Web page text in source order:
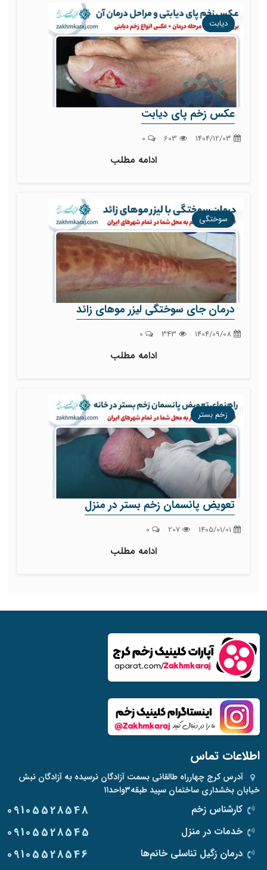
دیابت
عکس زخم پای دیابت
ادامه مطلب
سوختگی
درمان جای سوختگی لیزر موهای زائد
ادامه مطلب
زخم بستر
تعویض پانسمان زخم بستر در منزل
ادامه مطلب
اطلاعات تماس
آدرس کرج چهارراه طالقانی بسمت آزادگان نرسیده به آزادگان نبش
خیابان بخشداری ساختمان سپید طبقه۳واحد۱۱
کارشناس زخم 09105528548
خدمات در منزل 09105528545
درمان زگیل تناسلی خانم‌ها 09105528546